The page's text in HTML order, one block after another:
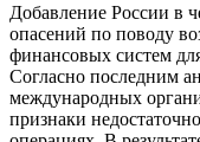
Добавление России в
опасений по поводу
финансовых систем
Согласно последним
международных
признаки